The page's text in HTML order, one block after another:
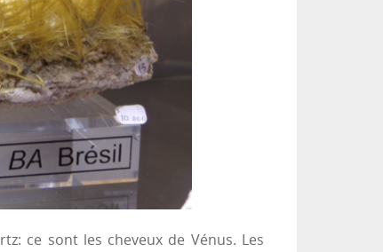
ce sont les cheveux de Vénus. Les